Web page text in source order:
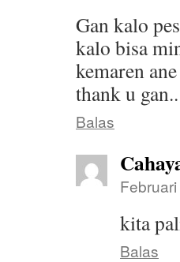
Gan kalo
kalo bisa
kemaren
thank u gan..
Balas
kita
Balas